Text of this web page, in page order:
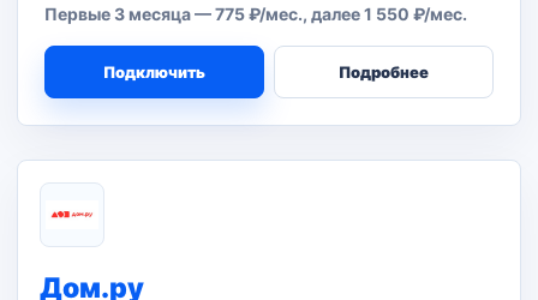
Первые 3 месяца — 775 ₽/мес., далее 1 550 ₽/мес.
Подключить Подробнее
Дом.ру